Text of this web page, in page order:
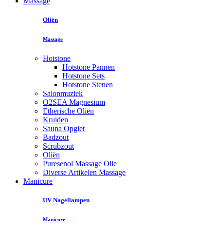
Oliën
Massage
Hotstone
Hotstone Pannen
Hotstone Sets
Hotstone Stenen
Salonmuziek
O2SEA Magnesium
Etherische Oliën
Kruiden
Sauna Opgiet
Badzout
Scrubzout
Oliën
Puresenol Massage Olie
Diverse Artikelen Massage
Manicure
UV Nagellampen
Manicure